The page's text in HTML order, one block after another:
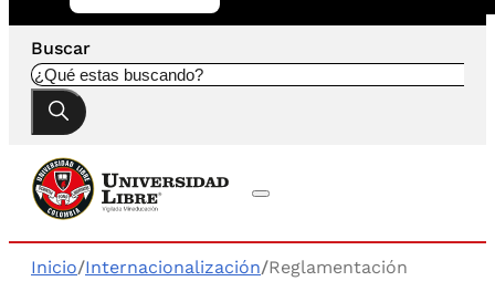
Buscar
Inicio/Internacionalización/Reglamentación